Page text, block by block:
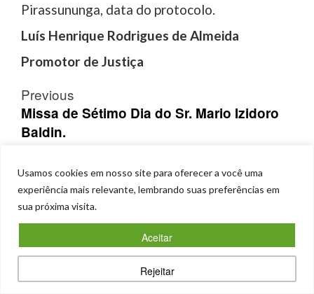
Usamos cookies em nosso site para oferecer a você uma
experiência mais relevante, lembrando suas preferências em
sua próxima visita.
Rejeitar
Aceitar
Pirassununga, data do protocolo.
Luís Henrique Rodrigues de Almeida
Promotor de Justiça
Post
navigation
Previous
Missa de Sétimo Dia do Sr. Mario Izidoro
Baldin.
Falecimento Sr. Eduardo Nascimento
Rosa